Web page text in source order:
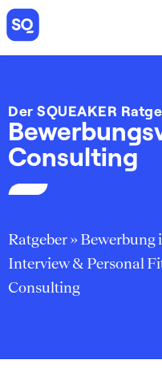
Der SQUEAKER
Consulting
Ratgeber»Bewerbung
Interview & Personal
Consulting